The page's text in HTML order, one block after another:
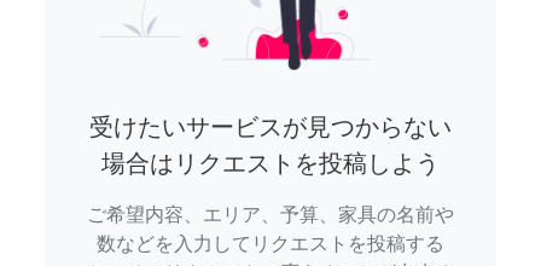
受けたいサービスが見つからない
場合はリクエストを投稿しよう
ご希望内容、エリア、予算、家具の名前や
数などを入力してリクエストを投稿する